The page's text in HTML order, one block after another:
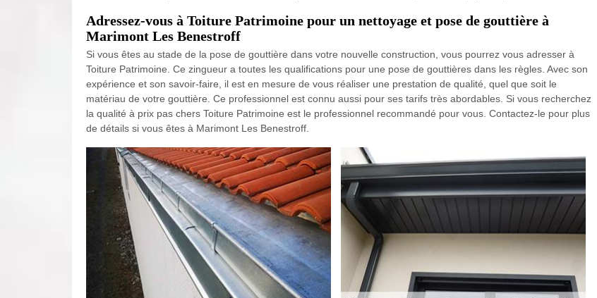
Adressez-vous à Toiture Patrimoine pour un nettoyage et pose de gouttière à
Marimont Les Benestroff
Si vous êtes au stade de la pose de gouttière dans votre nouvelle construction, vous pourrez vous adresser à
Toiture Patrimoine. Ce zingueur a toutes les qualifications pour une pose de gouttières dans les règles. Avec son
expérience et son savoir-faire, il est en mesure de vous réaliser une prestation de qualité, quel que soit le
matériau de votre gouttière. Ce professionnel est connu aussi pour ses tarifs très abordables. Si vous recherchez
la qualité à prix pas chers Toiture Patrimoine est le professionnel recommandé pour vous. Contactez-le pour plus
de détails si vous êtes à Marimont Les Benestroff.